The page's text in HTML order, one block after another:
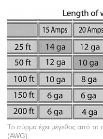
Το σύρμα έχει μέγεθος από
(AWG).